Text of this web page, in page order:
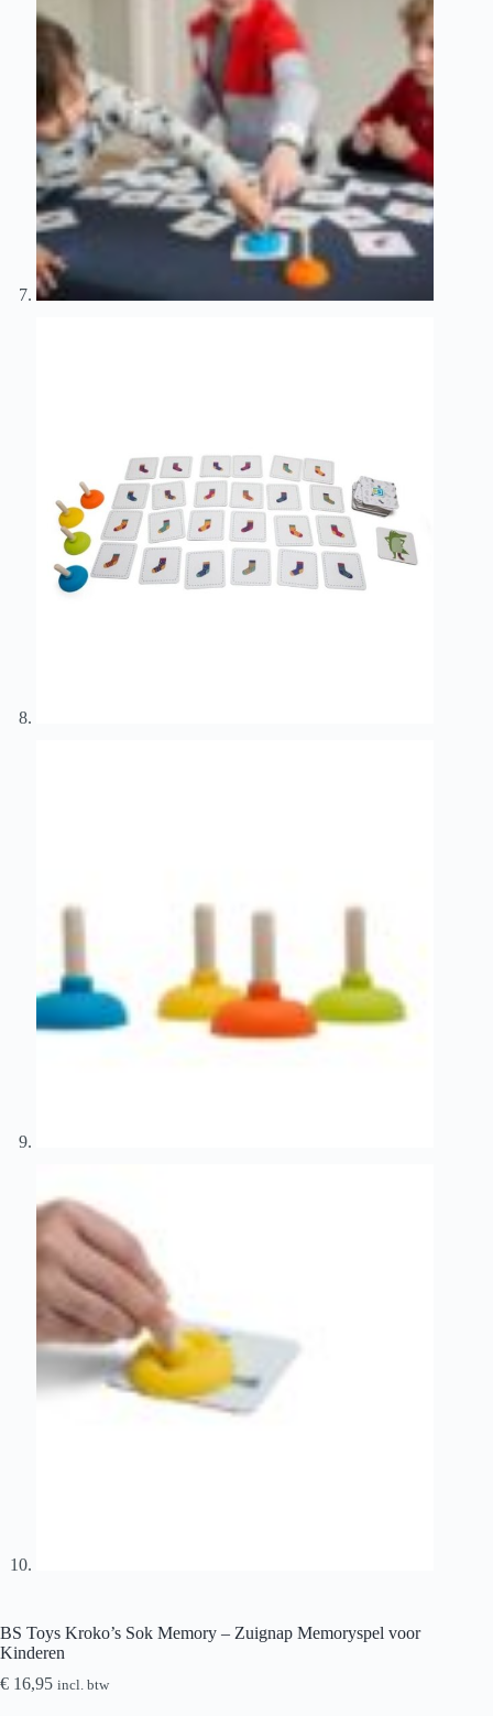
BS Toys Kroko’s Sok Memory – Zuignap Memoryspel voor
Kinderen
€ 16,95 incl. btw